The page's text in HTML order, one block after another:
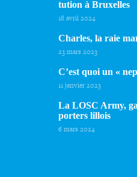
tu­tion à Bruxelles
18 avril 2024
Charles, la raie
23 mars 2023
C’est quoi un «
11 janvier 2023
La LOSC Army,
por­ters lillois
6 mars 2024